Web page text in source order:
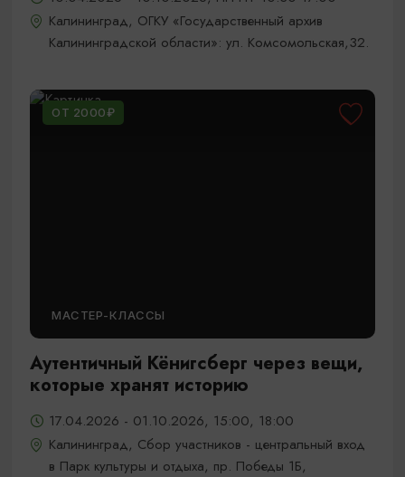
Калининград, ОГКУ «Государственный архив
Калининградской области»: ул. Комсомольская,32.
ОТ 2000₽
МАСТЕР-КЛАССЫ
Аутентичный Кёнигсберг через вещи,
которые хранят историю
17.04.2026 - 01.10.2026, 15:00, 18:00
Калининград, Сбор участников - центральный вход
в Парк культуры и отдыха, пр. Победы 1Б,